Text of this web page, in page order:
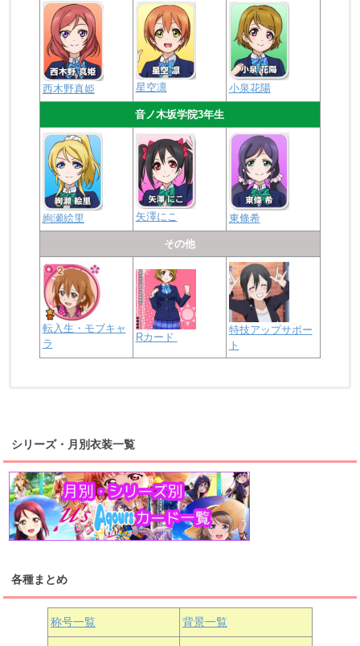
西木野真姫 星空凛 小泉花陽
音ノ木坂学院3年生
絢瀬絵里 矢澤にこ 東條希
その他
転入生・モブキャ
ラ
Rカード
特技アップサポー
ト
桜内梨子 高海千歌 渡辺曜
浦の星女学院1年生
津島善子 黒澤ルビィ
上原歩夢 宮下愛 優木せつ菜
虹ヶ咲学園1年生
中須かすみ 天王寺璃奈
シリーズ・月別衣装一覧
各種まとめ
称号一覧 背景一覧